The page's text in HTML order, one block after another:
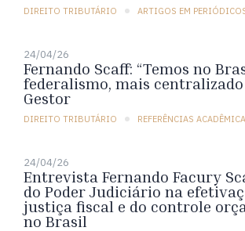
DIREITO TRIBUTÁRIO ARTIGOS EM
24/04/26
Fernando Scaff: “Temos no
federalismo, mais
Gestor
DIREITO TRIBUTÁRIO REFERÊNCIAS
24/04/26
Entrevista Fernando Facury
do Poder Judiciário na
justiça fiscal e do controle
no Brasil